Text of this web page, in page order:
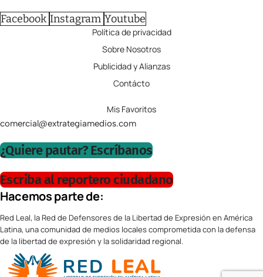
Facebook Instagram Youtube
Política de privacidad
Sobre Nosotros
Publicidad y Alianzas
Contácto
Mis Favoritos
comercial@extrategiamedios.com
¿Quiere pautar? Escríbanos
Escriba al reportero ciudadano
Hacemos parte de:
Red Leal, la Red de Defensores de la Libertad de Expresión en América
Latina, una comunidad de medios locales comprometida con la defensa
de la libertad de expresión y la solidaridad regional.